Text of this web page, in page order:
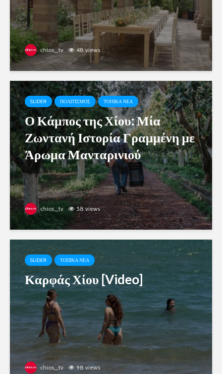
chios_tv 48 views
SLIDER ΠΟΛΙΤΙΣΜΟΣ ΤΟΠΙΚΑ ΝΕΑ
Ο Κάμπος της Χίου: Μία
Ζωντανή Ιστορία Γραμμένη με
Άρωμα Μανταρινιού
chios_tv 58 views
SLIDER ΤΟΠΙΚΑ ΝΕΑ
Καρφάς Χίου [Video]
chios_tv 98 views